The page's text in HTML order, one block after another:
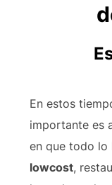
En estos
importante es
en que todo lo
lowcost,